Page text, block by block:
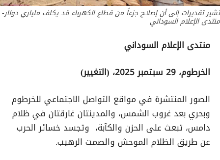
تشير تقديرات إلى أن إصلاح جزءاً من قطاع الكهرباء قد يكلف ملياري دولار-
منتدى الإعلام السوداني
منتدى الإعلام السوداني
الخرطوم، 29 سبتمبر 2025، (التغيير)
الصور المنتشرة في مواقع التواصل الاجتماعي للخرطوم
وبحري بعد غروب الشمس، والمدينتان غارقتان في ظلام
دامس، تبعث على الحزن والكآبة، وتجسد خسائر الحرب
عن طريق الظلام الموحش والصمت الرهيب.